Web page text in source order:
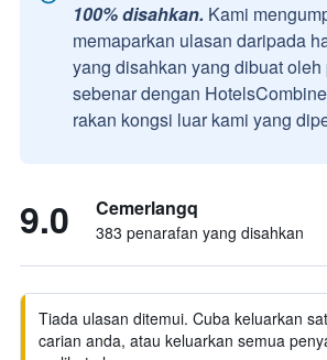
100% disahkan. Kami
memaparkan ulasan daripada
yang disahkan yang dibuat
sebenar dengan
rakan kongsi luar kami yang
9.0 Cemerlangq
383 penarafan yang disahkan
Tiada ulasan ditemui. Cuba keluarkan
carian anda, atau keluarkan semua